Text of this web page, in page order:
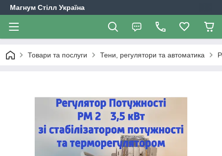
Магнум Стілл Україна
Товари та послуги Тени, регулятори та автоматика